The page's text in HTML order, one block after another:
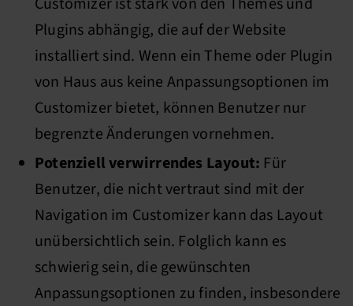
Plugins abhängig, die auf der Website
installiert sind. Wenn ein Theme oder Plugin
von Haus aus keine Anpassungsoptionen im
Customizer bietet, können Benutzer nur
begrenzte Änderungen vornehmen.
Potenziell verwirrendes Layout: Für
Benutzer, die nicht vertraut sind mit der
Navigation im Customizer kann das Layout
unübersichtlich sein. Folglich kann es
schwierig sein, die gewünschten
Anpassungsoptionen zu finden, insbesondere